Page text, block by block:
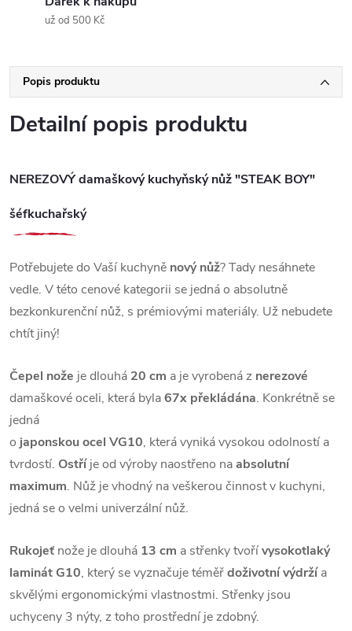
už od 500 Kč
Popis produktu
Detailní popis produktu
NEREZOVÝ damaškový kuchyňský nůž "STEAK BOY"
šéfkuchařský
Potřebujete do Vaší kuchyně nový nůž? Tady nesáhnete
vedle. V této cenové kategorii se jedná o absolutně
bezkonkurenční nůž, s prémiovými materiály. Už nebudete
chtít jiný!
Čepel nože je dlouhá 20 cm a je vyrobená z nerezové
damaškové oceli, která byla67x překládána. Konkrétně se
jedná
o japonskou ocel VG10, která vyniká vysokou odolností a
tvrdostí. Ostříje od výroby naostřeno naabsolutní
maximum. Nůž je vhodný na veškerou činnost v kuchyni,
jedná se o velmi univerzální nůž.
Rukojeť nože je dlouhá 13 cm a střenky tvořívysokotlaký
laminát G10, který se vyznačuje téměřdoživotní výdržía
skvělými ergonomickými vlastnostmi. Střenky jsou
uchyceny 3 nýty, z toho prostřední je zdobný.